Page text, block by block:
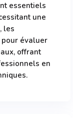
essentiels
une
les
pour évaluer
offrant
en